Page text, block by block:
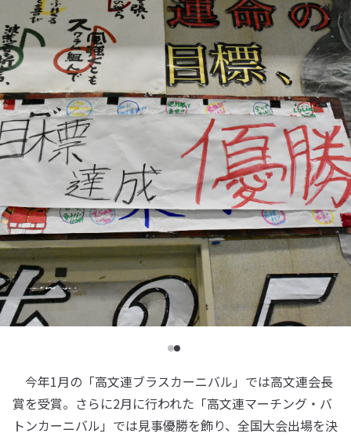
今年1月の「高文連ブラスカーニバル」では高文連会長
賞を受賞。さらに2月に行われた「高文連マーチング・バ
トンカーニバル」では見事優勝を飾り、全国大会出場を決